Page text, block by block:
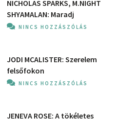
NICHOLAS SPARKS, M.NIGHT
SHYAMALAN: Maradj
NINCS HOZZÁSZÓLÁS
JODI MCALISTER: Szerelem
felsőfokon
NINCS HOZZÁSZÓLÁS
JENEVA ROSE: A ​tökéletes